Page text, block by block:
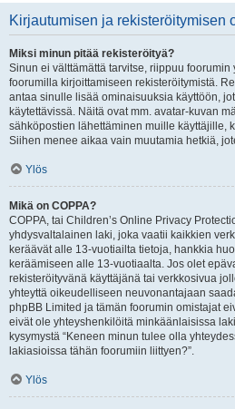
Kirjautumisen ja rekisteröitymisen
Miksi minun pitää rekisteröityä?
Sinun ei välttämättä tarvitse, riippuu
foorumilla kirjoittamiseen rekisteröitymistä.
antaa sinulle lisää ominaisuuksia käyttöön,
käytettävissä. Näitä ovat mm. avatar-kuvan
sähköpostien lähettäminen muille käyttäjille,
Siihen menee aikaa vain muutamia hetkiä,
Ylös
Mikä on COPPA?
COPPA, tai Children’s Online Privacy
yhdysvaltalainen laki, joka vaatii kaikkien
keräävät alle 13-vuotiailta tietoja, hankkia
keräämiseen alle 13-vuotiaalta. Jos olet
rekisteröityvänä käyttäjänä tai verkkosivua
yhteyttä oikeudelliseen neuvonantajaan
phpBB Limited ja tämän foorumin omistajat
eivät ole yhteyshenkilöitä minkäänlaisissa
kysymystä “Keneen minun tulee olla
lakiasioissa tähän foorumiin liittyen?”.
Ylös